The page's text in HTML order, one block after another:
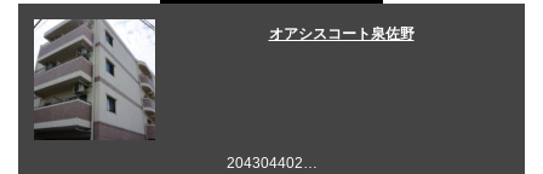
オアシスコート泉佐野
204304402…